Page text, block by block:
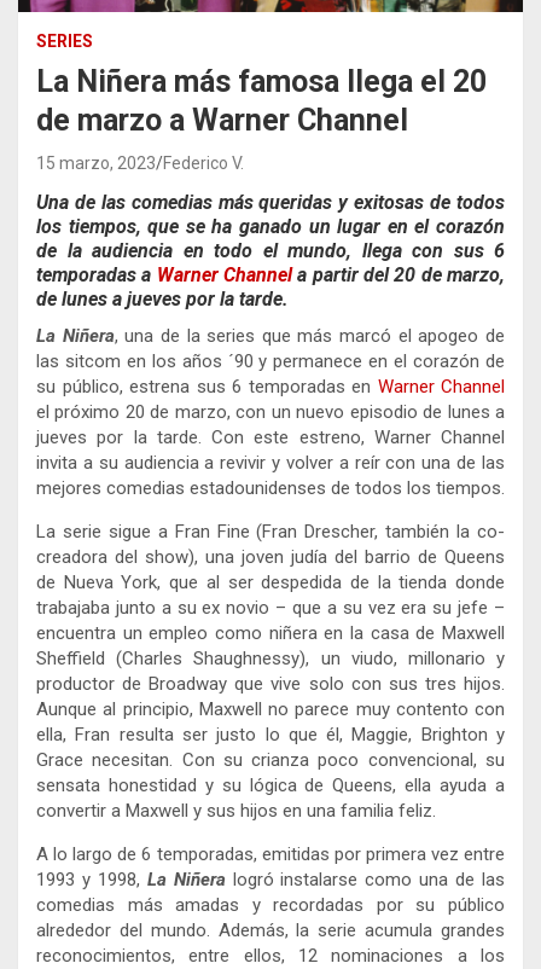
SERIES
La Niñera más famosa llega el 20
de marzo a Warner Channel
15 marzo, 2023 Federico V.
Una de las comedias más queridas y exitosas de todos
los tiempos, que se ha ganado un lugar en el corazón
de la audiencia en todo el mundo, llega con sus 6
temporadas a Warner Channela partir del 20 de marzo,
de lunes a jueves por la tarde.
La Niñera, una de la series que más marcó el apogeo de
las sitcom en los años ´90 y permanece en el corazón de
su público, estrena sus 6 temporadas en Warner Channel
el próximo 20 de marzo, con un nuevo episodio de lunes a
jueves por la tarde. Con este estreno, Warner Channel
invita a su audiencia a revivir y volver a reír con una de las
mejores comedias estadounidenses de todos los tiempos.
La serie sigue a Fran Fine (Fran Drescher, también la co-
creadora del show), una joven judía del barrio de Queens
de Nueva York, que al ser despedida de la tienda donde
trabajaba junto a su ex novio – que a su vez era su jefe –
encuentra un empleo como niñera en la casa de Maxwell
Sheffield (Charles Shaughnessy), un viudo, millonario y
productor de Broadway que vive solo con sus tres hijos.
Aunque al principio, Maxwell no parece muy contento con
ella, Fran resulta ser justo lo que él, Maggie, Brighton y
Grace necesitan. Con su crianza poco convencional, su
sensata honestidad y su lógica de Queens, ella ayuda a
convertir a Maxwell y sus hijos en una familia feliz.
A lo largo de 6 temporadas, emitidas por primera vez entre
1993 y 1998, La Niñera logró instalarse como una de las
comedias más amadas y recordadas por su público
alrededor del mundo. Además, la serie acumula grandes
reconocimientos, entre ellos, 12 nominaciones a los